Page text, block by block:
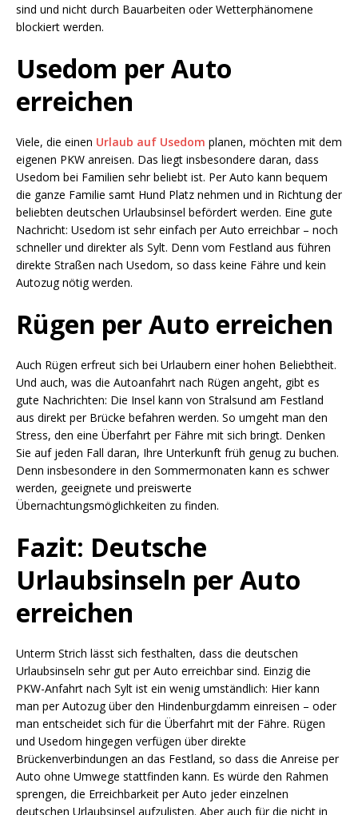
sind und nicht durch Bauarbeiten oder Wetterphänomene
blockiert werden.
Usedom per Auto
erreichen
Viele, die einen Urlaub auf Usedom planen, möchten mit dem
eigenen PKW anreisen. Das liegt insbesondere daran, dass
Usedom bei Familien sehr beliebt ist. Per Auto kann bequem
die ganze Familie samt Hund Platz nehmen und in Richtung der
beliebten deutschen Urlaubsinsel befördert werden. Eine gute
Nachricht: Usedom ist sehr einfach per Auto erreichbar – noch
schneller und direkter als Sylt. Denn vom Festland aus führen
direkte Straßen nach Usedom, so dass keine Fähre und kein
Autozug nötig werden.
Rügen per Auto erreichen
Auch Rügen erfreut sich bei Urlaubern einer hohen Beliebtheit.
Und auch, was die Autoanfahrt nach Rügen angeht, gibt es
gute Nachrichten: Die Insel kann von Stralsund am Festland
aus direkt per Brücke befahren werden. So umgeht man den
Stress, den eine Überfahrt per Fähre mit sich bringt. Denken
Sie auf jeden Fall daran, Ihre Unterkunft früh genug zu buchen.
Denn insbesondere in den Sommermonaten kann es schwer
werden, geeignete und preiswerte
Übernachtungsmöglichkeiten zu finden.
Fazit: Deutsche
Urlaubsinseln per Auto
erreichen
Unterm Strich lässt sich festhalten, dass die deutschen
Urlaubsinseln sehr gut per Auto erreichbar sind. Einzig die
PKW-Anfahrt nach Sylt ist ein wenig umständlich: Hier kann
man per Autozug über den Hindenburgdamm einreisen – oder
man entscheidet sich für die Überfahrt mit der Fähre. Rügen
und Usedom hingegen verfügen über direkte
Brückenverbindungen an das Festland, so dass die Anreise per
Auto ohne Umwege stattfinden kann. Es würde den Rahmen
sprengen, die Erreichbarkeit per Auto jeder einzelnen
deutschen Urlaubsinsel aufzulisten. Aber auch für die nicht in